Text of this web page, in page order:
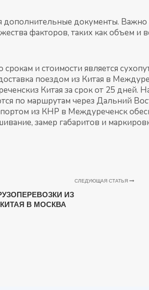
дополнительные документы. Важно
факторов, таких как объем и
и стоимости является
поездом из Китая в
Китая за срок от 25 дней.
по маршрутам через Дальний
из КНР в Междуреченск
замер габаритов и
СЛЕДУЮЩАЯ СТАТЬЯ
ИЗ
КИТАЯ В МОСКВА